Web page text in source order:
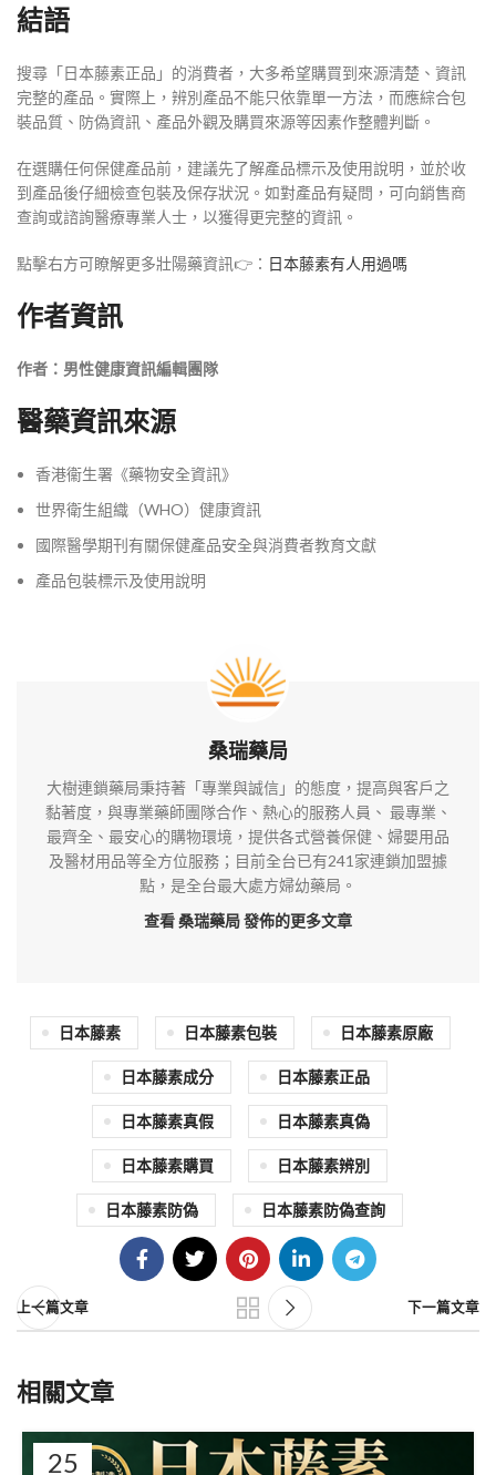
結語
搜尋「日本藤素正品」的消費者，大多希望購買到來源清楚、資訊
完整的產品。實際上，辨別產品不能只依靠單一方法，而應綜合包
裝品質、防偽資訊、產品外觀及購買來源等因素作整體判斷。
在選購任何保健產品前，建議先了解產品標示及使用說明，並於收
到產品後仔細檢查包裝及保存狀況。如對產品有疑問，可向銷售商
查詢或諮詢醫療專業人士，以獲得更完整的資訊。
點擊右方可瞭解更多壯陽藥資訊👉： 日本藤素有人用過嗎
作者資訊
作者：男性健康資訊編輯團隊
醫藥資訊來源
香港衞生署《藥物安全資訊》
世界衛生組織（WHO）健康資訊
國際醫學期刊有關保健產品安全與消費者教育文獻
產品包裝標示及使用說明
桑瑞藥局
大樹連鎖藥局秉持著「專業與誠信」的態度，提高與客戶之
黏著度，與專業藥師團隊合作、熱心的服務人員、 最專業、
最齊全、最安心的購物環境，提供各式營養保健、婦嬰用品
及醫材用品等全方位服務；目前全台已有241家連鎖加盟據
點，是全台最大處方婦幼藥局。
查看 桑瑞藥局發佈的更多文章
日本藤素 日本藤素包裝 日本藤素原廠
日本藤素成分 日本藤素正品
日本藤素真假 日本藤素真偽
日本藤素購買 日本藤素辨別
日本藤素防偽 日本藤素防偽查詢
上一篇文章 下一篇文章
相關文章
25